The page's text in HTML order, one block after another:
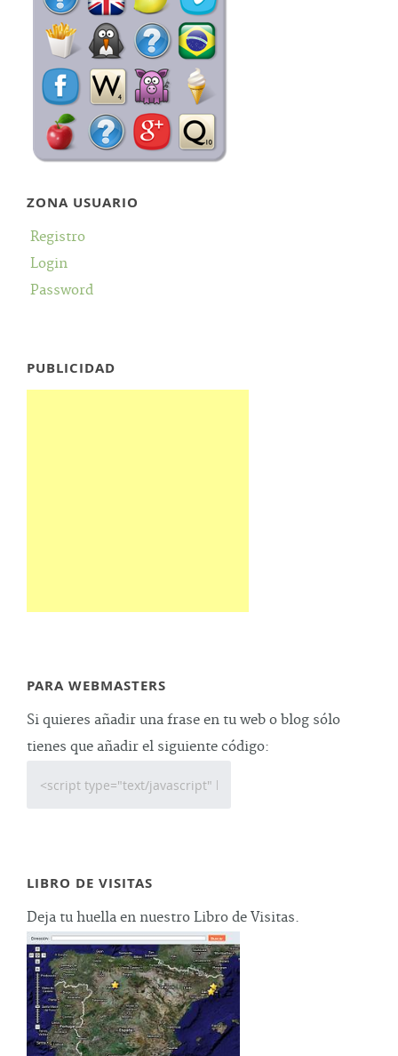
ZONA USUARIO
Registro
Login
Password
PUBLICIDAD
PARA WEBMASTERS
Si quieres añadir una frase en tu web o blog sólo
tienes que añadir el siguiente código:
LIBRO DE VISITAS
Deja tu huella en nuestro Libro de Visitas.